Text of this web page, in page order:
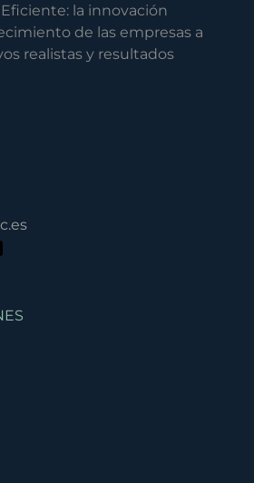
la innovación
de las empresas a
realistas y resultados